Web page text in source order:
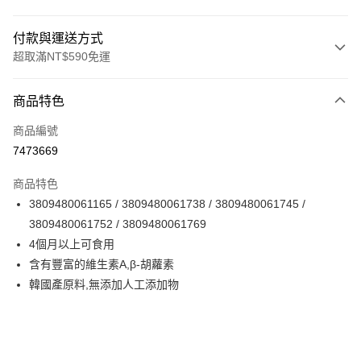
付款與運送方式
超取滿NT$590免運
信用卡一次付款
超商取貨付款
Apple Pay
街口支付
悠遊付
Google Pay
商品特色
商品編號
7473669
商品特色
3809480061165 / 3809480061738 / 3809480061745 /
3809480061752 / 3809480061769
4個月以上可食用
含有豐富的維生素A,β-胡蘿素
韓國產原料,無添加人工添加物